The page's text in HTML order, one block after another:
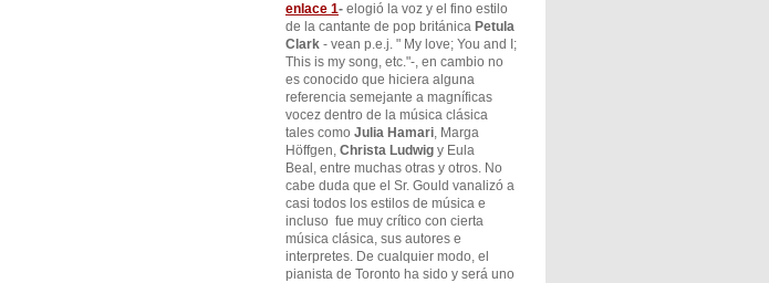
enlace 1- elogió la voz y el fino estilo
de la cantante de pop británica Petula
Clark - vean p.e.j. " My love; You and I;
This is my song, etc."-, en cambio no
es conocido que hiciera alguna
referencia semejante a magníficas
vocez dentro de la música clásica
tales como Julia Hamari, Marga
Höffgen, Christa Ludwig y Eula
Beal, entre muchas otras y otros. No
cabe duda que el Sr. Gould vanalizó a
casi todos los estilos de música e
incluso fue muy crítico con cierta
música clásica, sus autores e
interpretes. De cualquier modo, el
pianista de Toronto ha sido y será uno